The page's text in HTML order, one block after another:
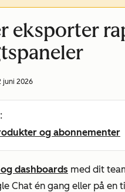
eksporter
juni 2026
og abonnementer
dashboards med dit
Chat én gang eller på